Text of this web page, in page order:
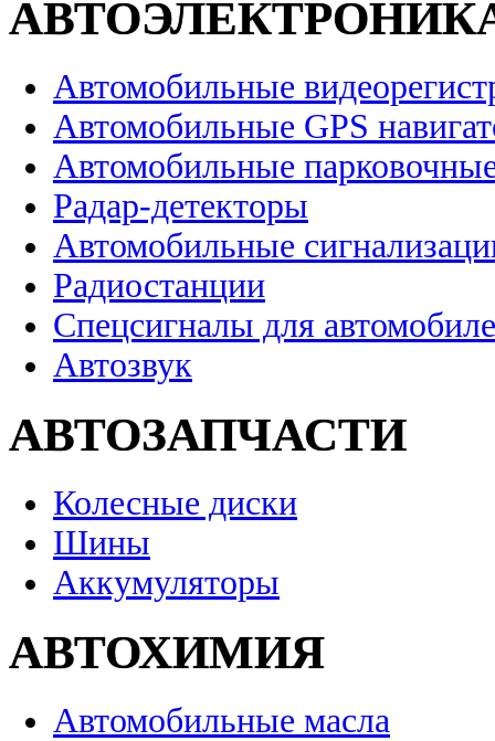
Автомобильные
Автомобильные GPS
Автомобильные
Радар-детекторы
Автомобильные
Радиостанции
Спецсигналы для
Автозвук
АВТОЗАПЧАСТИ
Колесные диски
Шины
Аккумуляторы
АВТОХИМИЯ
Автомобильные масла